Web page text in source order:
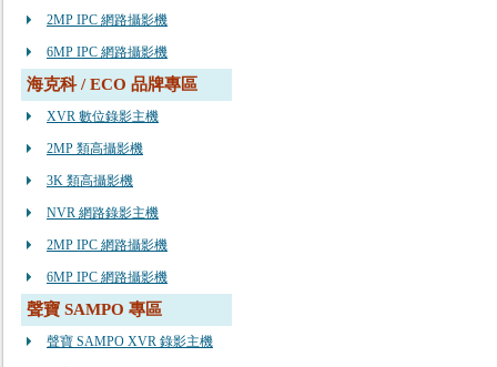
2MP IPC 網路攝影機
6MP IPC 網路攝影機
海克科 / ECO 品牌專區
XVR 數位錄影主機
2MP 類高攝影機
3K 類高攝影機
NVR 網路錄影主機
2MP IPC 網路攝影機
6MP IPC 網路攝影機
聲寶 SAMPO 專區
聲寶 SAMPO XVR 錄影主機